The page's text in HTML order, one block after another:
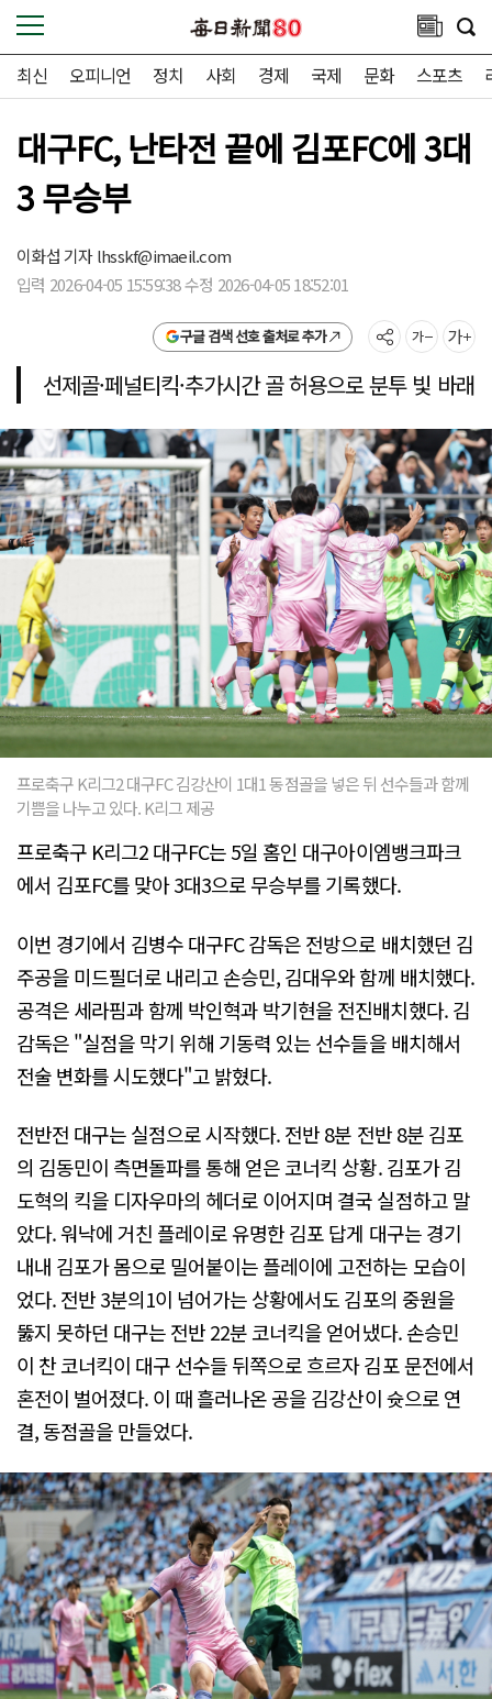
최신 오피니언 정치 사회 경제 국제 문화 스포츠
대구FC, 난타전 끝에 김포FC에 3대
3 무승부
이화섭 기자lhsskf@imaeil.com
입력 2026-04-05 15:59:38 수정 2026-04-05 18:52:01
구글 검색 선호 출처로 추가
선제골·페널티킥·추가시간 골 허용으로 분투 빛 바래
프로축구 K리그2 대구FC 김강산이 1대1 동점골을 넣은 뒤 선수들과 함께
기쁨을 나누고 있다. K리그 제공
프로축구 K리그2 대구FC는 5일 홈인 대구아이엠뱅크파크
에서 김포FC를 맞아 3대3으로 무승부를 기록했다.
이번 경기에서 김병수 대구FC 감독은 전방으로 배치했던 김
주공을 미드필더로 내리고 손승민, 김대우와 함께 배치했다.
공격은 세라핌과 함께 박인혁과 박기현을 전진배치했다. 김
감독은 "실점을 막기 위해 기동력 있는 선수들을 배치해서
전술 변화를 시도했다"고 밝혔다.
전반전 대구는 실점으로 시작했다. 전반 8분 전반 8분 김포
의 김동민이 측면돌파를 통해 얻은 코너킥 상황. 김포가 김
도혁의 킥을 디자우마의 헤더로 이어지며 결국 실점하고 말
았다. 워낙에 거친 플레이로 유명한 김포 답게 대구는 경기
내내 김포가 몸으로 밀어붙이는 플레이에 고전하는 모습이
었다. 전반 3분의1이 넘어가는 상황에서도 김포의 중원을
뚫지 못하던 대구는 전반 22분 코너킥을 얻어냈다. 손승민
이 찬 코너킥이 대구 선수들 뒤쪽으로 흐르자 김포 문전에서
혼전이 벌어졌다. 이 때 흘러나온 공을 김강산이 슛으로 연
결, 동점골을 만들었다.